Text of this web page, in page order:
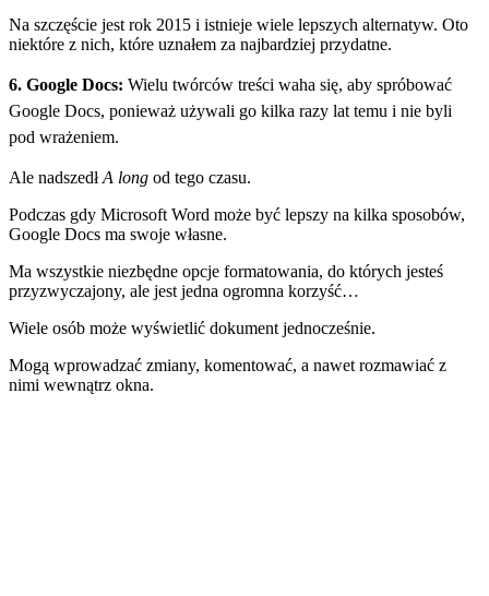
Na szczęście jest rok 2015 i istnieje wiele lepszych alternatyw. Oto
niektóre z nich, które uznałem za najbardziej przydatne.
6. Google Docs: Wielu twórców treści waha się, aby spróbować
Google Docs, ponieważ używali go kilka razy lat temu i nie byli
pod wrażeniem.
Ale nadszedłA long od tego czasu.
Podczas gdy Microsoft Word może być lepszy na kilka sposobów,
Google Docs ma swoje własne.
Ma wszystkie niezbędne opcje formatowania, do których jesteś
przyzwyczajony, ale jest jedna ogromna korzyść…
Wiele osób może wyświetlić dokument jednocześnie.
Mogą wprowadzać zmiany, komentować, a nawet rozmawiać z
nimi wewnątrz okna.